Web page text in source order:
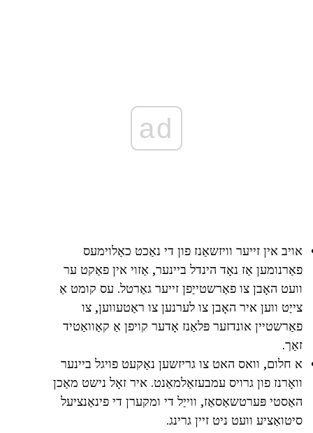
ad
אויב אין זייער וויזשאַנז פון די נאַכט כאַלוימעס
פאַרנומען אַז נאָד הינדל ביינער, אַזוי אין פאַקט ער
וועט האָבן צו פאַרשטייַפן זייער גאַרטל. עס קומט אַ
צייַט ווען איר האָבן צו לערנען צו ראַטעווען, צו
פאַרשטיין אונדזער פּלאַנז אָדער קויפן אַ קאַוואַטיד
זאַך.
א חלום, וואס האט צו גריזשען נאַקעט פויגל ביינער
וואָרנז פון גרויס עמבעזאַלמאַנט. איר זאָל נישט מאַכן
האַסטי פּערטשאַסאַז, ווייַל די ומקערן די פינאַנציעל
סיטואַציע וועט ניט זיין גרינג.